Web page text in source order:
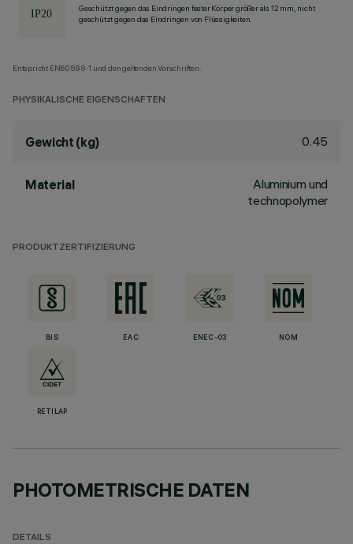
Geschützt gegen das Eindringen fester Körper größer als 12 mm, nicht
geschützt gegen das Eindringen von Flüssigkeiten.
Entspricht EN60598-1 und den geltenden Vorschriften.
PHYSIKALISCHE EIGENSCHAFTEN
Gewicht (kg) 0.45
Material
Aluminium und
technopolymer
PRODUKTZERTIFIZIERUNG
BIS EAC ENEC-03 NOM
RETILAP
PHOTOMETRISCHE DATEN
DETAILS